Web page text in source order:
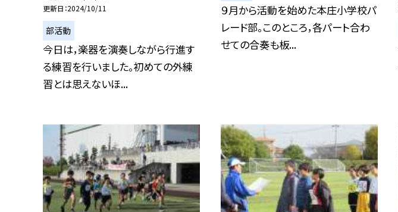
更新日 2024/10/11
部活動
今日は，楽器を演奏しながら行進す
る練習を行いました。初めての外練
習とは思えないほ...
９月から活動を始めた本庄小学校パ
レード部。このところ，各パート合わ
せての合奏も板...